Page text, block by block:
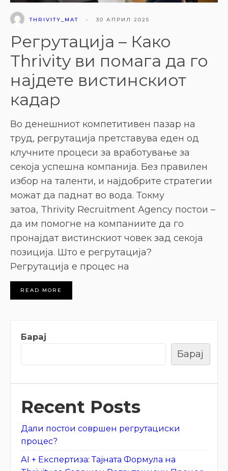
THRIVITY_MAT • 30 АПРИЛ 2025
Регрутација – Како
Thrivity ви помага да го
најдете вистинскиот
кадар
Во денешниот компетитивен пазар на
труд, регрутација претставува еден од
клучните процеси за вработување за
секоја успешна компанија. Без правилен
избор на таленти, и најдобрите стратегии
можат да паднат во вода. Токму
затоа, Thrivity Recruitment Agency постои –
да им помогне на компаниите да го
пронајдат вистинскиот човек зад секоја
позиција. Што е регрутација?
Регрутација е процес на
READ MORE
Барај
Барај
Recent Posts
Дали постои совршен регрутациски
процес?
AI + Експертиза: Тајната Формула на